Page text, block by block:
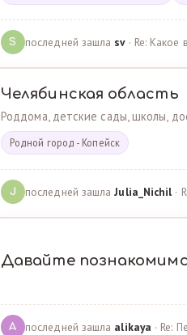
S последней зашла sv· Re: Какое
Челябинская область
Роддома, детские сады, школы,
Родной город - Копейск
J последней зашлаJulia_Nichil·
Давайте
A последней зашла alikaya · Re: